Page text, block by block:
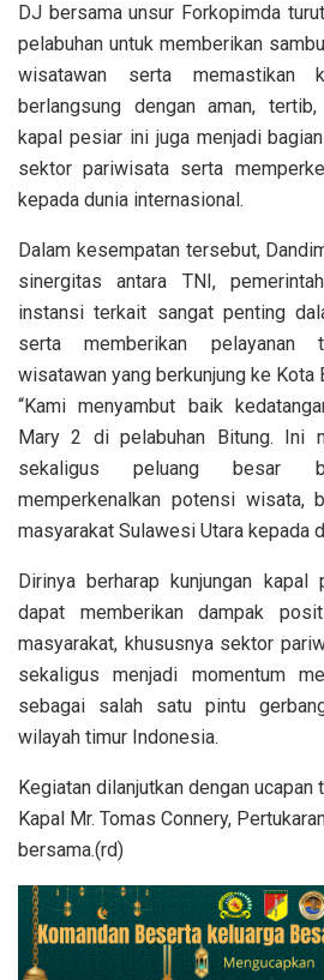
DJ bersama unsur Forkopimda
pelabuhan untuk memberikan
wisatawan serta memastikan
berlangsung dengan aman,
kapal pesiar ini juga menjadi
sektor pariwisata serta
kepada dunia internasional.
Dalam kesempatan tersebut,
sinergitas antara TNI,
instansi terkait sangat penting
serta memberikan pelayanan
wisatawan yang berkunjung ke Kota
“Kami menyambut baik
Mary 2 di pelabuhan Bitung. Ini
sekaligus peluang besar
memperkenalkan potensi wisata,
masyarakat Sulawesi Utara kepada
Dirinya berharap kunjungan
dapat memberikan dampak
masyarakat, khususnya sektor
sekaligus menjadi momentum
sebagai salah satu pintu
wilayah timur Indonesia.
Kegiatan dilanjutkan dengan
Kapal Mr. Tomas Connery,
bersama.(rd)